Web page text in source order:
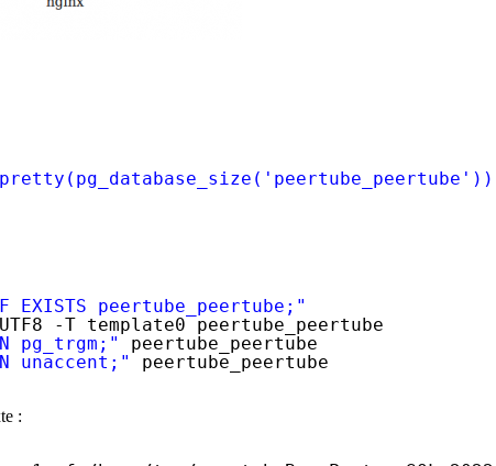
IF EXISTS peertube_peertube;"
-T template0 peertube_peertube
pg_trgm;"
peertube_peertube
unaccent;" peertube_peertube
: